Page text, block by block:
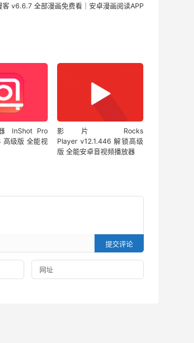
客 v6.6.7 全部漫画免费看｜安卓漫画阅读APP
InShot Pro
高级版 全能视
影片 Rocks
Player v12.1.446 解锁高级
版 全能安卓音视频播放器
提交评论